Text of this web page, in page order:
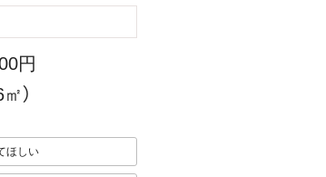
円
）
ほしい